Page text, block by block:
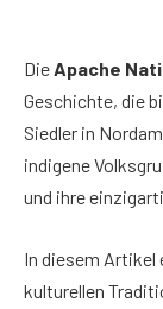
DieApache
Geschichte, die
Siedler in
indigene
und ihre
In diesem Artikel
kulturellen